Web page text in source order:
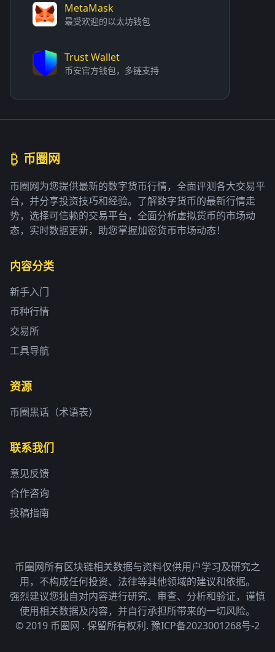
MetaMask
最受欢迎的以太坊钱包
Trust Wallet
币安官方钱包，多链支持
₿ 币圈网
币圈网为您提供最新的数字货币行情，全面评测各大交易平
台，并分享投资技巧和经验。了解数字货币的最新行情走
势，选择可信赖的交易平台，全面分析虚拟货币的市场动
态，实时数据更新，助您掌握加密货币市场动态！
内容分类
新手入门
币种行情
交易所
工具导航
资源
币圈黑话（术语表）
联系我们
意见反馈
合作咨询
投稿指南
币圈网所有区块链相关数据与资料仅供用户学习及研究之
用，不构成任何投资、法律等其他领域的建议和依据。
强烈建议您独自对内容进行研究、审查、分析和验证，谨慎
使用相关数据及内容，并自行承担所带来的一切风险。
© 2019 币圈网 . 保留所有权利. 豫ICP备2023001268号-2